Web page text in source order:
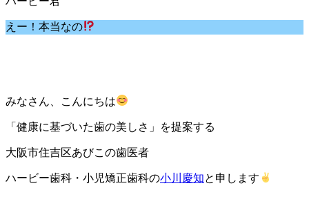
えー！本当なの
みなさん、こんにちは
「健康に基づいた歯の美しさ」を提案する
大阪市住吉区あびこの歯医者
ハービー歯科・小児矯正歯科の小川慶知と申します